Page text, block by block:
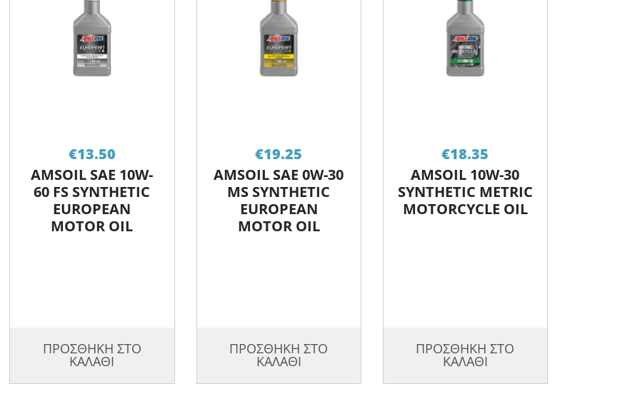
€13.50
AMSOIL SAE 10W-
60 FS SYNTHETIC
EUROPEAN
MOTOR OIL
ΠΡΟΣΘΗΚΗ ΣΤΟ
ΚΑΛΑΘΙ
€19.25
AMSOIL SAE 0W-30
MS SYNTHETIC
EUROPEAN
MOTOR OIL
ΠΡΟΣΘΗΚΗ ΣΤΟ
ΚΑΛΑΘΙ
€18.35
AMSOIL 10W-30
SYNTHETIC METRIC
MOTORCYCLE OIL
ΠΡΟΣΘΗΚΗ ΣΤΟ
ΚΑΛΑΘΙ